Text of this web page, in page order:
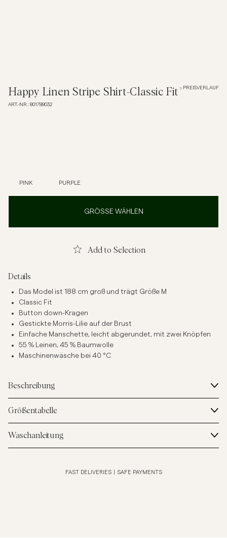
Hemden
T-Shirts
Unterwäsche
Happy Linen Stripe Shirt-Classic Fit
ART.-NR.: 801788032
PREISVERLAUF
PINK PURPLE
GRÖSSE WÄHLEN
Add to Selection
Details
Das Model ist 188 cm groß und trägt Größe M
Classic Fit
Button down-Kragen
Gestickte Morris-Lilie auf der Brust
Einfache Manschette, leicht abgerundet, mit zwei Knöpfen
55 % Leinen, 45 % Baumwolle
Maschinenwäsche bei 40 °C
Beschreibung
Größentabelle
Waschanleitung
FAST DELIVERIES SAFE PAYMENTS